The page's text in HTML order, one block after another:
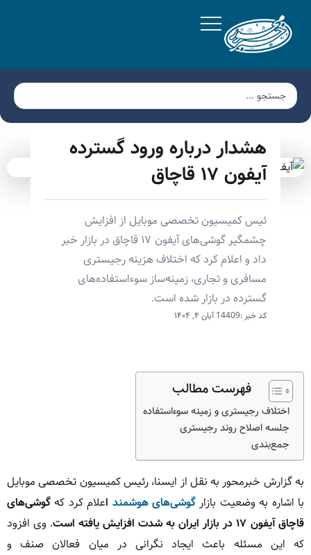
هشدار درباره ورود گسترده
آیفون ۱۷ قاچاق
ئیس کمیسیون تخصصی موبایل از افزایش
چشمگیر گوشی‌های آیفون ۱۷ قاچاق در بازار خبر
داد و اعلام کرد که اختلاف هزینه رجیستری
مسافری و تجاری، زمینه‌ساز سوءاستفاده‌های
گسترده در بازار شده است.
کد خبر :14409 آبان ۴, ۱۴۰۴
فهرست مطالب
اختلاف رجیستری و زمینه سوءاستفاده
جلسه اصلاح روند رجیستری
جمع‌بندی
به گزارش خبرمحور به نقل از ایسنا، رئیس کمیسیون تخصصی موبایل
با اشاره به وضعیت بازار گوشی‌های هوشمند اعلام کرد که گوشی‌های
قاچاق آیفون ۱۷ در بازار ایران به شدت افزایش یافته است
. وی افزود
که این مسئله باعث ایجاد نگرانی در میان فعالان صنف و